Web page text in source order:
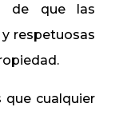
de que las
respetuosas
cualquier